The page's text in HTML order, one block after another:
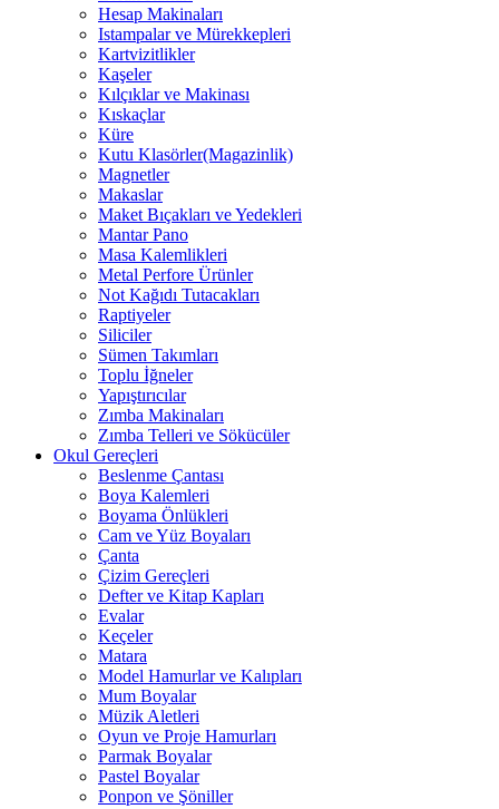
Hesap Makinaları
Istampalar ve Mürekkepleri
Kartvizitlikler
Kaşeler
Kılçıklar ve Makinası
Kıskaçlar
Küre
Kutu Klasörler(Magazinlik)
Magnetler
Makaslar
Maket Bıçakları ve Yedekleri
Mantar Pano
Masa Kalemlikleri
Metal Perfore Ürünler
Not Kağıdı Tutacakları
Raptiyeler
Siliciler
Sümen Takımları
Toplu İğneler
Yapıştırıcılar
Zımba Makinaları
Zımba Telleri ve Sökücüler
Okul Gereçleri
Beslenme Çantası
Boya Kalemleri
Boyama Önlükleri
Cam ve Yüz Boyaları
Çanta
Çizim Gereçleri
Defter ve Kitap Kapları
Evalar
Keçeler
Matara
Model Hamurlar ve Kalıpları
Mum Boyalar
Müzik Aletleri
Oyun ve Proje Hamurları
Parmak Boyalar
Pastel Boyalar
Ponpon ve Şöniller